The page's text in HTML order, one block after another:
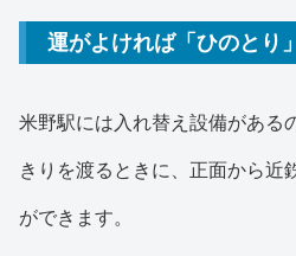
運がよければ「ひのとり
米野駅には入れ替え設備がある
きりを渡るときに、正面から近
ができます。